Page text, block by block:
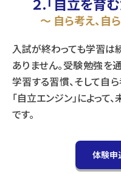
～ 自ら考え、自
入試が終わっても学習は
ありません。受験勉強を
学習する習慣、そして自
「自立エンジン」によって
です。
体験申